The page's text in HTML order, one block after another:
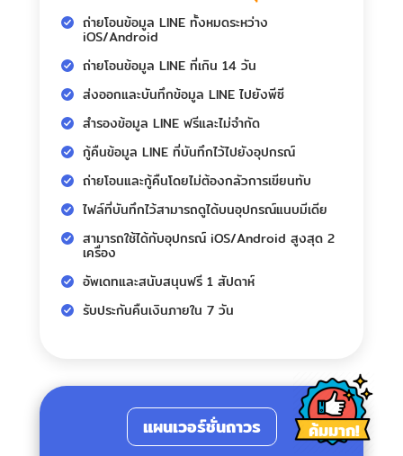
ถ่ายโอนข้อมูล LINE ทั้งหมดระหว่าง
iOS/Android
ถ่ายโอนข้อมูล LINE ที่เกิน 14 วัน
ส่งออกและบันทึกข้อมูล LINE ไปยังพีซี
สำรองข้อมูล LINE ฟรีและไม่จำกัด
กู้คืนข้อมูล LINE ที่บันทึกไว้ไปยังอุปกรณ์
ถ่ายโอนและกู้คืนโดยไม่ต้องกลัวการเขียนทับ
ไฟล์ที่บันทึกไว้สามารถดูได้บนอุปกรณ์แนบมีเดีย
สามารถใช้ได้กับอุปกรณ์ iOS/Android สูงสุด 2
เครื่อง
อัพเดทและสนับสนุนฟรี 1 สัปดาห์
รับประกันคืนเงินภายใน 7 วัน
ค้มมาก!
แผนเวอร์ชั่นถาวร